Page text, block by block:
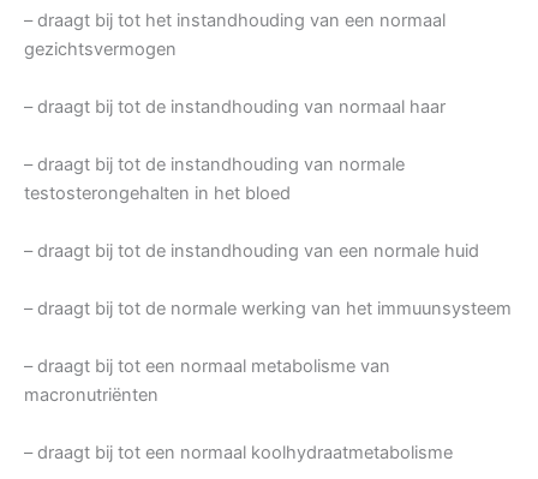
– draagt bij tot het instandhouding van een normaal
gezichtsvermogen
– draagt bij tot de instandhouding van normaal haar
– draagt bij tot de instandhouding van normale
testosterongehalten in het bloed
– draagt bij tot de instandhouding van een normale huid
– draagt bij tot de normale werking van het immuunsysteem
– draagt bij tot een normaal metabolisme van
macronutriënten
– draagt bij tot een normaal koolhydraatmetabolisme